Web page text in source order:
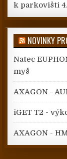
k parkovišti
NOVINKY
Natec
myš
AXAGON -
iGET T2 -
AXAGON -